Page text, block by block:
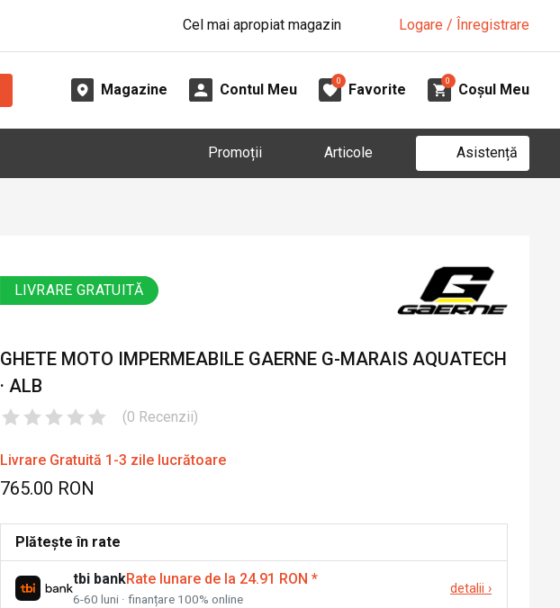
Cel mai apropiat magazin Logare / Înregistrare
Magazine Contul Meu
0
Favorite
0
Coșul Meu
Promoții Articole Asistență
LIVRARE GRATUITĂ
GHETE MOTO IMPERMEABILE GAERNE G-MARAIS AQUATECH
· ALB
(0 Recenzii)
Livrare Gratuită 1-3 zile lucrătoare
765.00 RON
Plătește în rate
tbi bankRate lunare de la 24.91 RON *
6-60 luni · finanțare 100% online
detalii ›